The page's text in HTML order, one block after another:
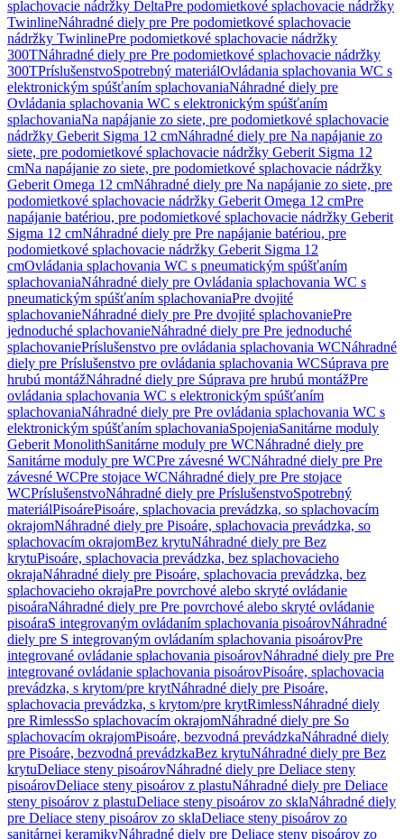
splachovacie nádržky DeltaPre podomietkové splachovacie nádržky
TwinlineNáhradné diely pre Pre podomietkové splachovacie
nádržky TwinlinePre podomietkové splachovacie nádržky
300TNáhradné diely pre Pre podomietkové splachovacie nádržky
300TPríslušenstvoSpotrebný materiálOvládania splachovania WC s
elektronickým spúšťaním splachovaniaNáhradné diely pre
Ovládania splachovania WC s elektronickým spúšťaním
splachovaniaNa napájanie zo siete, pre podomietkové splachovacie
nádržky Geberit Sigma 12 cmNáhradné diely pre Na napájanie zo
siete, pre podomietkové splachovacie nádržky Geberit Sigma 12
cmNa napájanie zo siete, pre podomietkové splachovacie nádržky
Geberit Omega 12 cmNáhradné diely pre Na napájanie zo siete, pre
podomietkové splachovacie nádržky Geberit Omega 12 cmPre
napájanie batériou, pre podomietkové splachovacie nádržky Geberit
Sigma 12 cmNáhradné diely pre Pre napájanie batériou, pre
podomietkové splachovacie nádržky Geberit Sigma 12
cmOvládania splachovania WC s pneumatickým spúšťaním
splachovaniaNáhradné diely pre Ovládania splachovania WC s
pneumatickým spúšťaním splachovaniaPre dvojité
splachovanieNáhradné diely pre Pre dvojité splachovaniePre
jednoduché splachovanieNáhradné diely pre Pre jednoduché
splachovaniePríslušenstvo pre ovládania splachovania WCNáhradné
diely pre Príslušenstvo pre ovládania splachovania WCSúprava pre
hrubú montážNáhradné diely pre Súprava pre hrubú montážPre
ovládania splachovania WC s elektronickým spúšťaním
splachovaniaNáhradné diely pre Pre ovládania splachovania WC s
elektronickým spúšťaním splachovaniaSpojeniaSanitárne moduly
Geberit MonolithSanitárne moduly pre WCNáhradné diely pre
Sanitárne moduly pre WCPre závesné WCNáhradné diely pre Pre
závesné WCPre stojace WCNáhradné diely pre Pre stojace
WCPríslušenstvoNáhradné diely pre PríslušenstvoSpotrebný
materiálPisoárePisoáre, splachovacia prevádzka, so splachovacím
okrajomNáhradné diely pre Pisoáre, splachovacia prevádzka, so
splachovacím okrajomBez krytuNáhradné diely pre Bez
krytuPisoáre, splachovacia prevádzka, bez splachovacieho
okrajaNáhradné diely pre Pisoáre, splachovacia prevádzka, bez
splachovacieho okrajaPre povrchové alebo skryté ovládanie
pisoáraNáhradné diely pre Pre povrchové alebo skryté ovládanie
pisoáraS integrovaným ovládaním splachovania pisoárovNáhradné
diely pre S integrovaným ovládaním splachovania pisoárovPre
integrované ovládanie splachovania pisoárovNáhradné diely pre Pre
integrované ovládanie splachovania pisoárovPisoáre, splachovacia
prevádzka, s krytom/pre krytNáhradné diely pre Pisoáre,
splachovacia prevádzka, s krytom/pre krytRimlessNáhradné diely
pre RimlessSo splachovacím okrajomNáhradné diely pre So
splachovacím okrajomPisoáre, bezvodná prevádzkaNáhradné diely
pre Pisoáre, bezvodná prevádzkaBez krytuNáhradné diely pre Bez
krytuDeliace steny pisoárovNáhradné diely pre Deliace steny
pisoárovDeliace steny pisoárov z plastuNáhradné diely pre Deliace
steny pisoárov z plastuDeliace steny pisoárov zo sklaNáhradné diely
pre Deliace steny pisoárov zo sklaDeliace steny pisoárov zo
sanitárnej keramikyNáhradné diely pre Deliace steny pisoárov zo